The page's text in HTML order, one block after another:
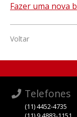
Fazer uma nova
Voltar
Telefones
(11) 4452-4735